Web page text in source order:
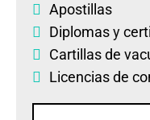
Apostillas
Diplomasy
Cartillas de
Licencias de